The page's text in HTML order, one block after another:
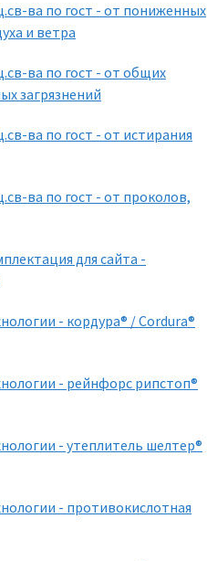
ва по гост - от пониженных
и ветра
ва по гост - от общих
загрязнений
ва по гост - от истирания
ва по гост - от проколов,
для сайта -
- кордура® / Cordura®
- рейнфорс рипстоп®
- утеплитель шелтер®
- противокислотная